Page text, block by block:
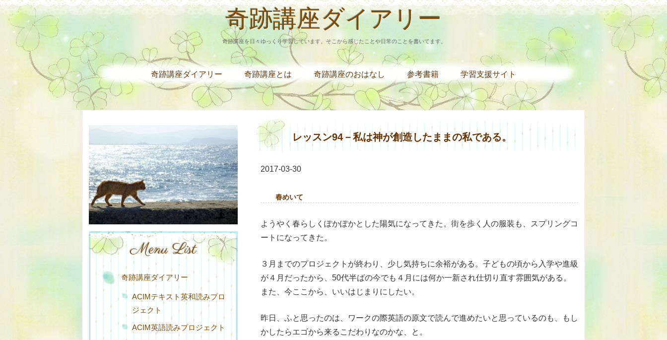
奇跡講座ダイアリー
奇跡講座を日々ゆっくり学習しています。そこから感じたことや日常のことを書いてます。
奇跡講座ダイアリー 奇跡講座とは 奇跡講座のおはなし 参考書籍 学習支援サイト
レッスン94－私は神が創造したままの私である。
2017-03-30
春めいて
ようやく春らしくぽかぽかとした陽気になってきた。街を歩く人の服装も、スプリングコ
ートになってきた。
３月までのプロジェクトが終わり、少し気持ちに余裕がある。子どもの頃から入学や進級
が４月だったから、50代半ばの今でも４月には何か一新され仕切り直す雰囲気がある。
また、今ここから、いいはじまりにしたい。
昨日、ふと思ったのは、ワークの際英語の原文で読んで進めたいと思っているのも、もし
かしたらエゴから来るこだわりなのかな、と。
Menu List
奇跡講座ダイアリー
ACIMテキスト英和読みプロ
ジェクト
ACIM英語読みプロジェクト